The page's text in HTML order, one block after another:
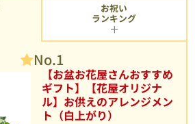
No.1
【お盆お花屋さんおすすめ
ギフト】【花屋オリジナ
ル】お供えのアレンジメン
ト（白上がり）
お祝い
ランキング